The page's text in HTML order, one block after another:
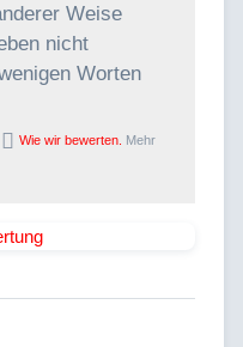
Weise
nicht
Worten
Wie wir bewerten. Mehr